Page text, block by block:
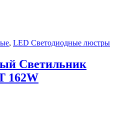
, LED Светодиодные люстры
Светильник
162W